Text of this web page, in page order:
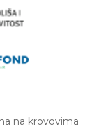
na krovovima